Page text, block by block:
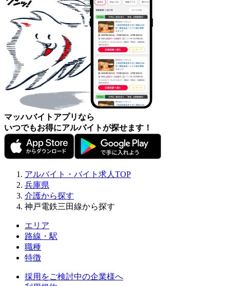
マッハバイトアプリなら
いつでもお得にアルバイトが探せます！
アルバイト・バイト求人TOP
兵庫県
介護から探す
神戸電鉄三田線から探す
エリア
路線・駅
職種
特徴
採用をご検討中の企業様へ